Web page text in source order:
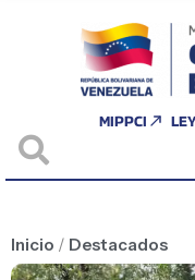
MIPPCI
Inicio / Destacados